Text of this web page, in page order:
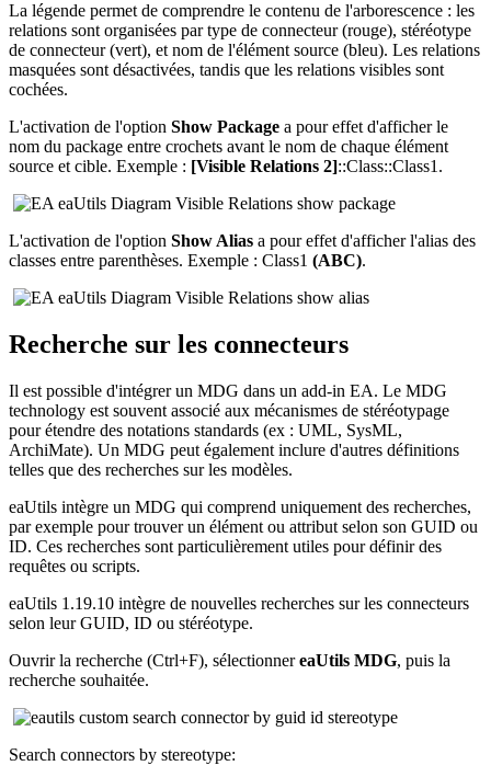
La légende permet de comprendre le contenu de l'arborescence : les
relations sont organisées par type de connecteur (rouge), stéréotype
de connecteur (vert), et nom de l'élément source (bleu). Les relations
masquées sont désactivées, tandis que les relations visibles sont
cochées.
L'activation de l'option Show Package a pour effet d'afficher le
nom du package entre crochets avant le nom de chaque élément
source et cible. Exemple : [Visible Relations 2]::Class::Class1.
L'activation de l'option Show Alias a pour effet d'afficher l'alias des
classes entre parenthèses. Exemple : Class1 (ABC).
Recherche sur les connecteurs
Il est possible d'intégrer un MDG dans un add-in EA. Le MDG
technology est souvent associé aux mécanismes de stéréotypage
pour étendre des notations standards (ex : UML, SysML,
ArchiMate). Un MDG peut également inclure d'autres définitions
telles que des recherches sur les modèles.
eaUtils intègre un MDG qui comprend uniquement des recherches,
par exemple pour trouver un élément ou attribut selon son GUID ou
ID. Ces recherches sont particulièrement utiles pour définir des
requêtes ou scripts.
eaUtils 1.19.10 intègre de nouvelles recherches sur les connecteurs
selon leur GUID, ID ou stéréotype.
Ouvrir la recherche (Ctrl+F), sélectionnereaUtils MDG, puis la
recherche souhaitée.
Search connectors by stereotype: